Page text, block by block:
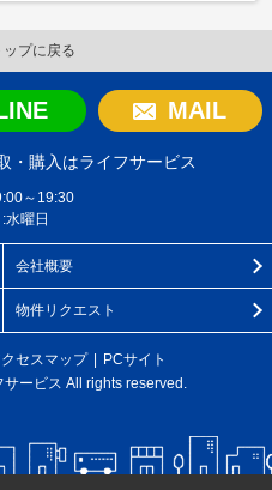
プに戻る
MAIL
・購入はライフサービス
～19:30
水曜日
会社概要
物件リクエスト
セスマップ
PCサイト
ービス All rights reserved.